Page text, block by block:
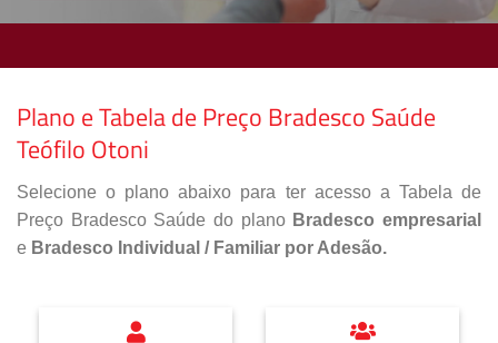
Plano e Tabela de Preço Bradesco Saúde
Teófilo Otoni
Selecione o plano abaixo para ter acesso a Tabela de
Preço Bradesco Saúde do plano Bradesco empresarial
e Bradesco Individual / Familiar por Adesão.